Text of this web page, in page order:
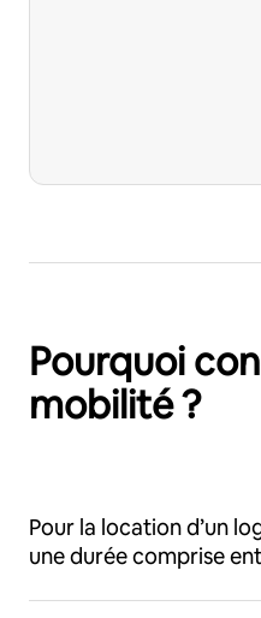
Pourquoi
mobilité ?
Pour la location d’un
une durée comprise